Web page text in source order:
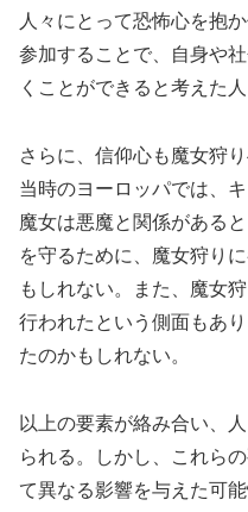
人々にとって恐怖心を抱
参加することで、自身や
くことができると考えた
さらに、信仰心も魔女狩
当時のヨーロッパでは、
魔女は悪魔と関係がある
を守るために、魔女狩り
もしれない。また、魔女
行われたという側面もあ
たのかもしれない。
以上の要素が絡み合い、
られる。しかし、これら
て異なる影響を与えた可